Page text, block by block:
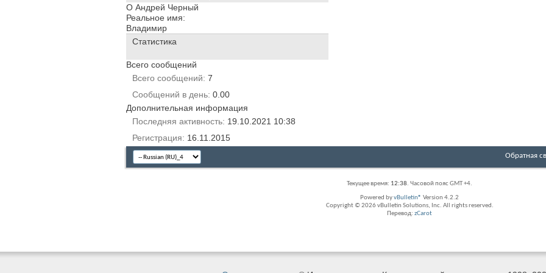
О Андрей Черный
Реальное имя:
Владимир
Статистика
Всего сообщений
Всего сообщений 7
Сообщений в день 0.00
Дополнительная информация
Последняя активность 19.10.2021 10:38
Регистрация
16.11.2015
Обратная
Текущее время: 12:38. Часовой пояс GMT +4.
Powered byvBulletin® Version 4.2.2
Copyright © 2026 vBulletin Solutions, Inc. All rights reserved.
Перевод: zCarot